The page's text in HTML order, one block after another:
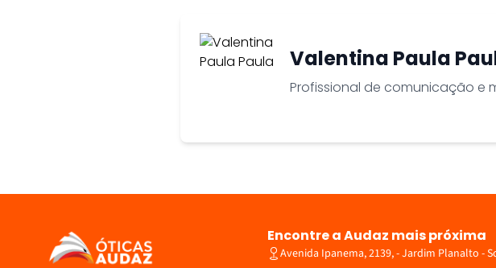
Valentina Paula
Profissional de comunicação e
Encontre a Audaz mais próxima
Avenida Ipanema, 2139, - Jardim Planalto -